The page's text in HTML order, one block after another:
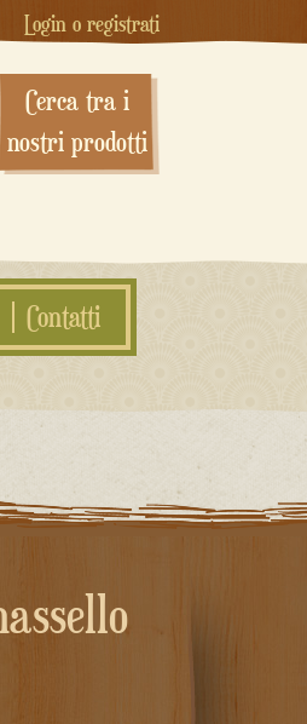
Login o registrati
Cerca tra i
nostri prodotti
Contatti